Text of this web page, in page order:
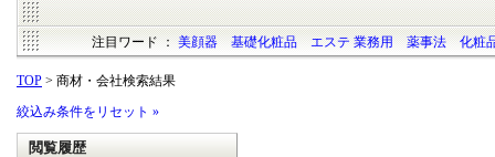
注目ワード ：美顔器 基礎化粧品 エステ 業務用 薬事法 化粧
TOP > 商材・会社検索結果
絞込み条件をリセット »
閲覧履歴